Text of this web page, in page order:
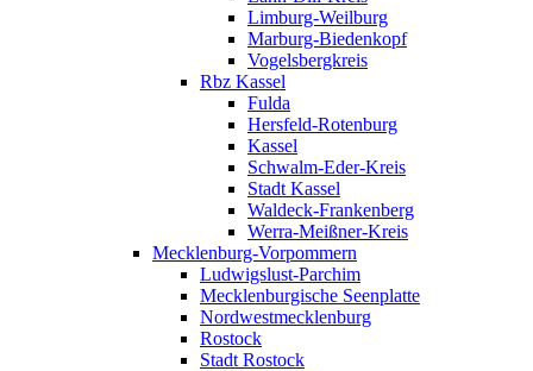
Limburg-Weilburg
Marburg-Biedenkopf
Vogelsbergkreis
Rbz Kassel
Fulda
Hersfeld-Rotenburg
Kassel
Schwalm-Eder-Kreis
Stadt Kassel
Waldeck-Frankenberg
Werra-Meißner-Kreis
Mecklenburg-Vorpommern
Ludwigslust-Parchim
Mecklenburgische Seenplatte
Nordwestmecklenburg
Rostock
Stadt Rostock